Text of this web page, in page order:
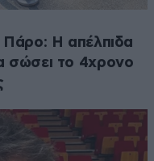
Πάρο: Η απέλπιδα
σώσει το 4χρονο